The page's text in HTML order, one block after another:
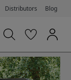
Distributors Blog